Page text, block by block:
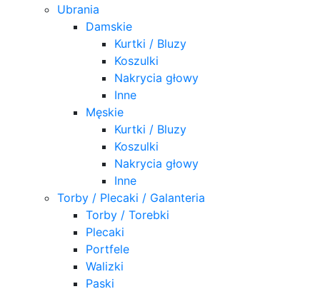
Ubrania
Damskie
Kurtki / Bluzy
Koszulki
Nakrycia głowy
Inne
Męskie
Kurtki / Bluzy
Koszulki
Nakrycia głowy
Inne
Torby / Plecaki / Galanteria
Torby / Torebki
Plecaki
Portfele
Walizki
Paski